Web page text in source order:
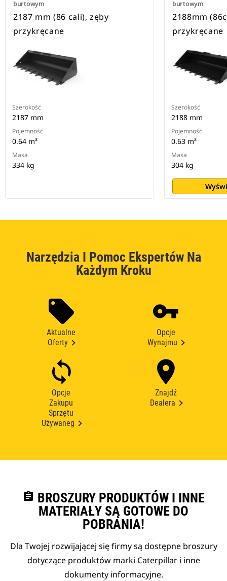
burtowym
2187 mm (86 cali), zęby
przykręcane
Szerokość
2187 mm
Pojemność
0.64 m³
Masa
334 kg
burtowym
2188mm
przykręcane
Szerokość
2188 mm
Pojemność
0.63 m³
Masa
304 kg
Narzędzia I Pomoc Ekspertów Na
Każdym Kroku
Aktualne
Oferty
Opcje
Wynajmu
Opcje
Zakupu
Sprzętu
Używaneg
Znajdź
Dealera
assignment BROSZURY PRODUKTÓW I INNE
MATERIAŁY SĄ GOTOWE DO
POBRANIA!
Dla Twojej rozwijającej się firmy są dostępne broszury
dotyczące produktów marki Caterpillar i inne
dokumenty informacyjne.